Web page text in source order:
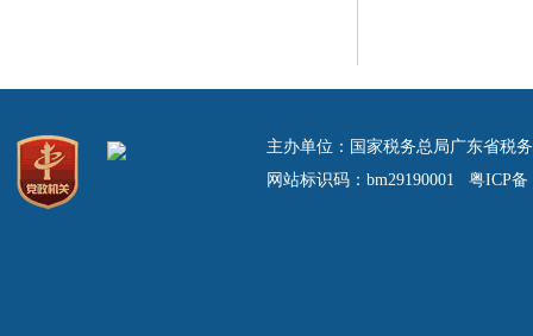
主办单位：国家税务总局广东省税
网站标识码：bm29190001 粤ICP